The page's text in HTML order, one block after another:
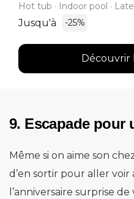
Hot tub · Indoor pool ·
Jusqu'à -25%
Découvrir
9. Escapade pour
Même si on aime son
d’en sortir pour aller voir
l’anniversaire surprise